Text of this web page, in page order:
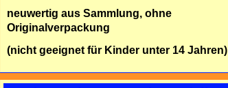
neuwertig aus Sammlung, ohne
Originalverpackung
(nicht geeignet für Kinder unter 14 Jahren)